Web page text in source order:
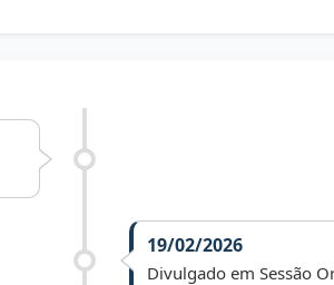
19/02/2026
Divulgado em Sessão